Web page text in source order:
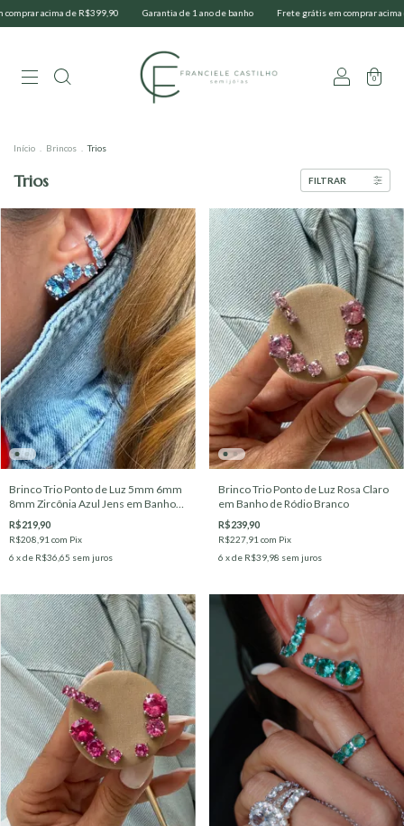
de R$399,90 Garantia de 1 ano de banho Frete grátis em comprar acima de
0
Início Brincos Trios
Trios FILTRAR
Brinco Trio Ponto de Luz 5mm 6mm
8mm Zircônia Azul Jens em Banho
de Ródio Branco
R$219,90
R$208,91 com Pix
6 x de R$36,65 sem juros
Brinco Trio Ponto de Luz Rosa Claro
em Banho de Ródio Branco
R$239,90
R$227,91 com Pix
6 x de R$39,98 sem juros